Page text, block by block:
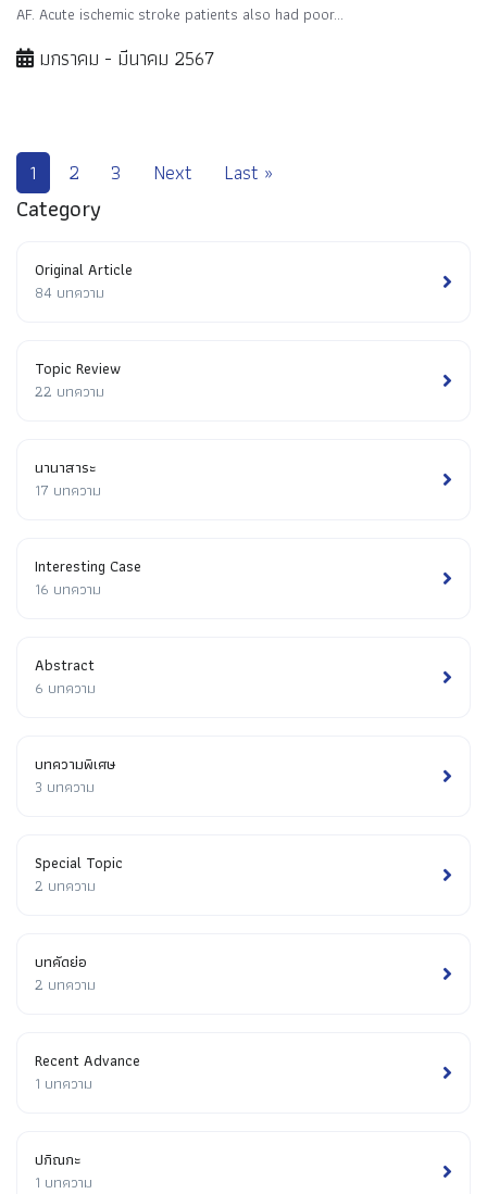
AF. Acute ischemic stroke patients also had poor...
มกราคม - มีนาคม 2567
1 2 3 Next Last »
Category
Original Article
84 บทความ
Topic Review
22 บทความ
นานาสาระ
17 บทความ
Interesting Case
16 บทความ
Abstract
6 บทความ
บทความพิเศษ
3 บทความ
Special Topic
2 บทความ
บทคัดย่อ
2 บทความ
Recent Advance
1 บทความ
ปกิณกะ
1 บทความ